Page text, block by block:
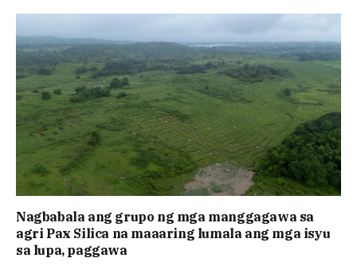
Nagbabala ang grupo ng mga manggagawa sa
agri Pax Silica na maaaring lumala ang mga isyu
sa lupa, paggawa